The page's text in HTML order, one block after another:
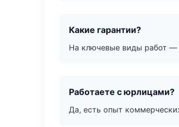
Какие гарантии?
На ключевые виды работ —
Работаете с юрлицами?
Да, есть опыт